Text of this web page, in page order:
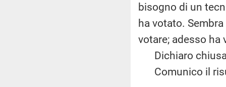
bisogno di un
ha votato.
votare; adesso ha
Dichiaro chiusa
Comunico il